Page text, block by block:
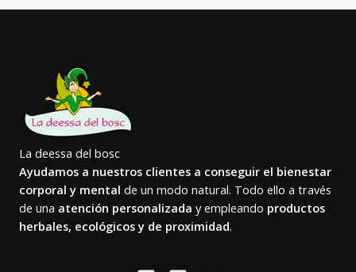
La deessa del bosc
Ayudamos a nuestros clientes a conseguir el bienestar
corporal y mental de un modo natural. Todo ello a través
de una atención personalizada y empleando productos
herbales, ecológicos y de proximidad.